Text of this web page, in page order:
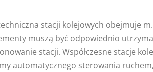
stacji kolejowych obejmuje
muszą być odpowiednio
stacji. Współczesne stacje
automatycznego sterowania